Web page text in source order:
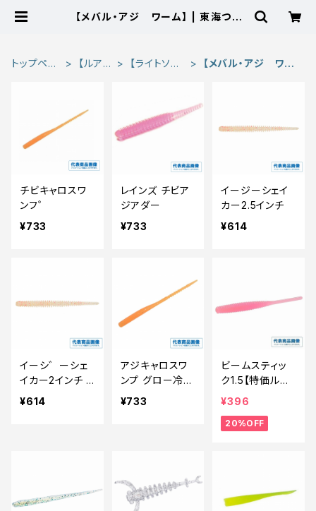
【メバル・アジ ワーム】 | 東海つり
トップペー
【ルア
【ライトソル
【メバル・アジ ワー
チビキャロスワ
ンフ゜
¥733
レインズ チビア
ジアダー
¥733
イージーシェイ
カー2.5インチ
¥614
イーシ゛ーシェ
イカー2インチ 0
26 クリアーシャ
¥614
アジキャロスワ
ンプ グロー冷凍
ミカン
¥733
ビームスティッ
ク1.5【特価ルア
ー】【20】
¥396
20%OFF